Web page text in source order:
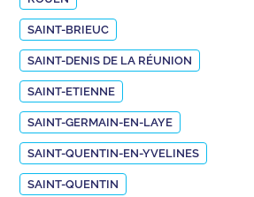
SAINT-BRIEUC
SAINT-DENIS DE LA RÉUNION
SAINT-ETIENNE
SAINT-GERMAIN-EN-LAYE
SAINT-QUENTIN-EN-YVELINES
SAINT-QUENTIN